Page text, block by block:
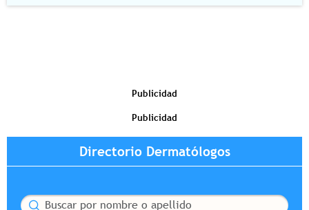
Publicidad
Publicidad
Directorio Dermatólogos
Buscar